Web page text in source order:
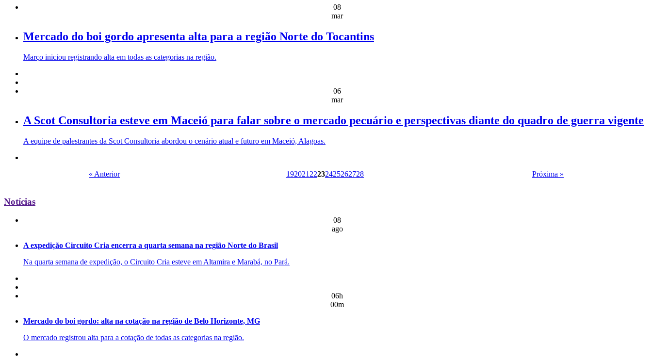
08
mar
Mercado do boi gordo apresenta alta para a região Norte do Tocantins
Março iniciou registrando alta em todas as categorias na região.
06
mar
A Scot Consultoria esteve em Maceió para falar sobre o mercado pecuário e perspectivas diante do quadro de guerra vigente
A equipe de palestrantes da Scot Consultoria abordou o cenário atual e futuro em Maceió, Alagoas.
« Anterior 192021 22232425262728 Próxima »
Notícias
08
ago
A expedição Circuito Cria encerra a quarta semana na região Norte do Brasil
Na quarta semana de expedição, o Circuito Cria esteve em Altamira e Marabá, no Pará.
06h
00m
Mercado do boi gordo: alta na cotação na região de Belo Horizonte, MG
O mercado registrou alta para a cotação de todas as categorias na região.